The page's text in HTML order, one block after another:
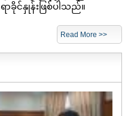
ရာခိုင်နှုန်းဖြစ်ပါသည်။
Read More >>